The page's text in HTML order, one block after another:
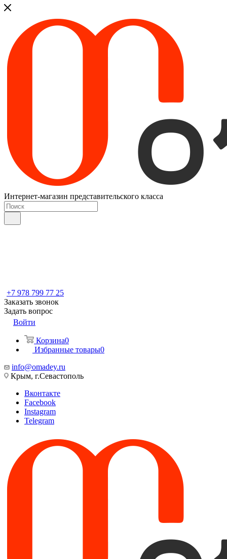
Интернет-магазин представительского класса
+7 978 799 77 25
Заказать звонок
Задать вопрос
Войти
Корзина0
Избранные товары0
info@omadey.ru
Крым, г.Севастополь
Вконтакте
Facebook
Instagram
Telegram